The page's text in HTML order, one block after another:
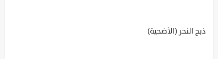
ذبح النحر (الأضحية)